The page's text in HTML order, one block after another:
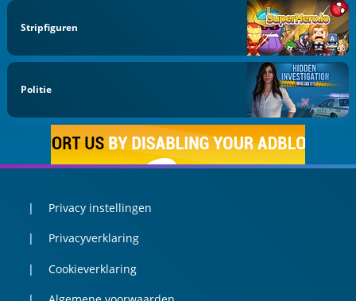
Stripfiguren
Politie
Privacy instellingen
Privacyverklaring
Cookieverklaring